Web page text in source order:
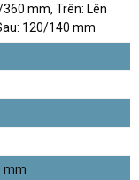
mm, Trên: Lên
120/140 mm
mm